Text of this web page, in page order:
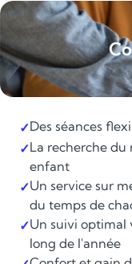
✓Des séances
✓La recherche
enfant
✓Un service sur
du temps de
✓Un suivi optimal
long de l'année